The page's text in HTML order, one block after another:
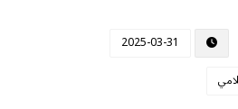
2025-03-31